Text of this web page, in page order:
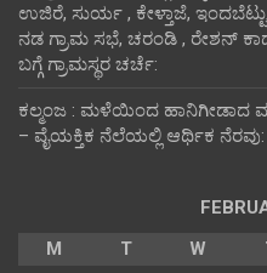
ಉಜಿರೆ, ಸುರ್ಯ , ಕೇಳ್ತಾಜೆ,
ನಡ ಗ್ರಾಮ ಸಭೆ, ಚರಂಡಿ , ರೇಶನ್
ಬಗ್ಗೆ ಗ್ರಾಮಸ್ಥರ ಚರ್ಚೆ:
ಕಲ್ಮಂಜ : ಮಳೆಯಿಂದ ಹಾನಿಗೀಡಾದ
– ವೈಯಕ್ತಿಕ ನೆಲೆಯಲ್ಲಿ ಆರ್ಥಿಕ‌ ನೆರವು:
M
T W